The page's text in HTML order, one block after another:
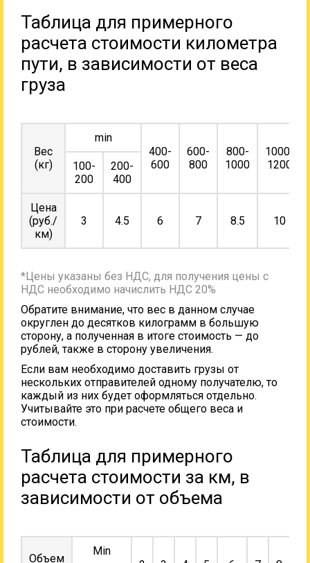
Таблица для примерного
расчета стоимости километра
пути, в зависимости от веса
груза
Вес
(кг)
min
400-
600
600-
800
800-
1000
1000-
1200
100-
200
200-
400
Цена
(руб./
км)
3 4.5 6 7 8.5 10
*Цены указаны без НДС, для получения цены с
НДС необходимо начислить НДС 20%
Обратите внимание, что вес в данном случае
округлен до десятков килограмм в большую
сторону, а полученная в итоге стоимость — до
рублей, также в сторону увеличения.
Если вам необходимо доставить грузы от
нескольких отправителей одному получателю, то
каждый из них будет оформляться отдельно.
Учитывайте это при расчете общего веса и
стоимости.
Таблица для примерного
расчета стоимости за км, в
зависимости от объема
Объем
Min